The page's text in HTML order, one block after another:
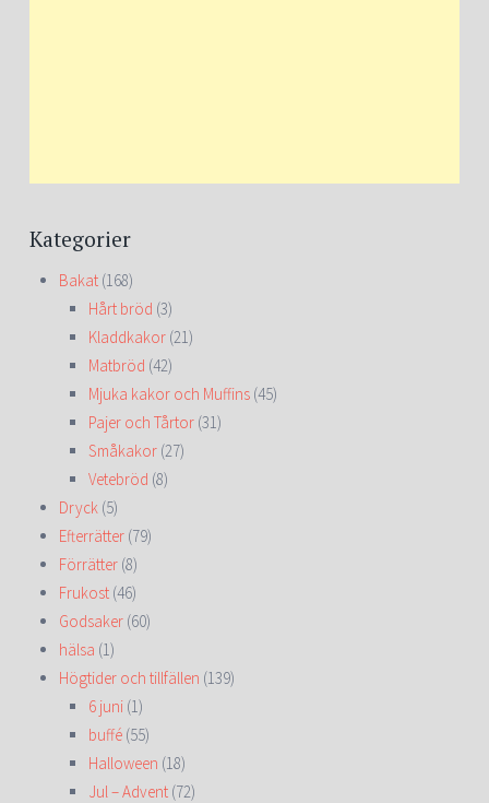
Kategorier
Bakat (168)
Hårt bröd (3)
Kladdkakor (21)
Matbröd (42)
Mjuka kakor och Muffins (45)
Pajer och Tårtor (31)
Småkakor (27)
Vetebröd (8)
Dryck (5)
Efterrätter (79)
Förrätter (8)
Frukost (46)
Godsaker (60)
hälsa (1)
Högtider och tillfällen (139)
6 juni (1)
buffé (55)
Halloween (18)
Jul – Advent (72)